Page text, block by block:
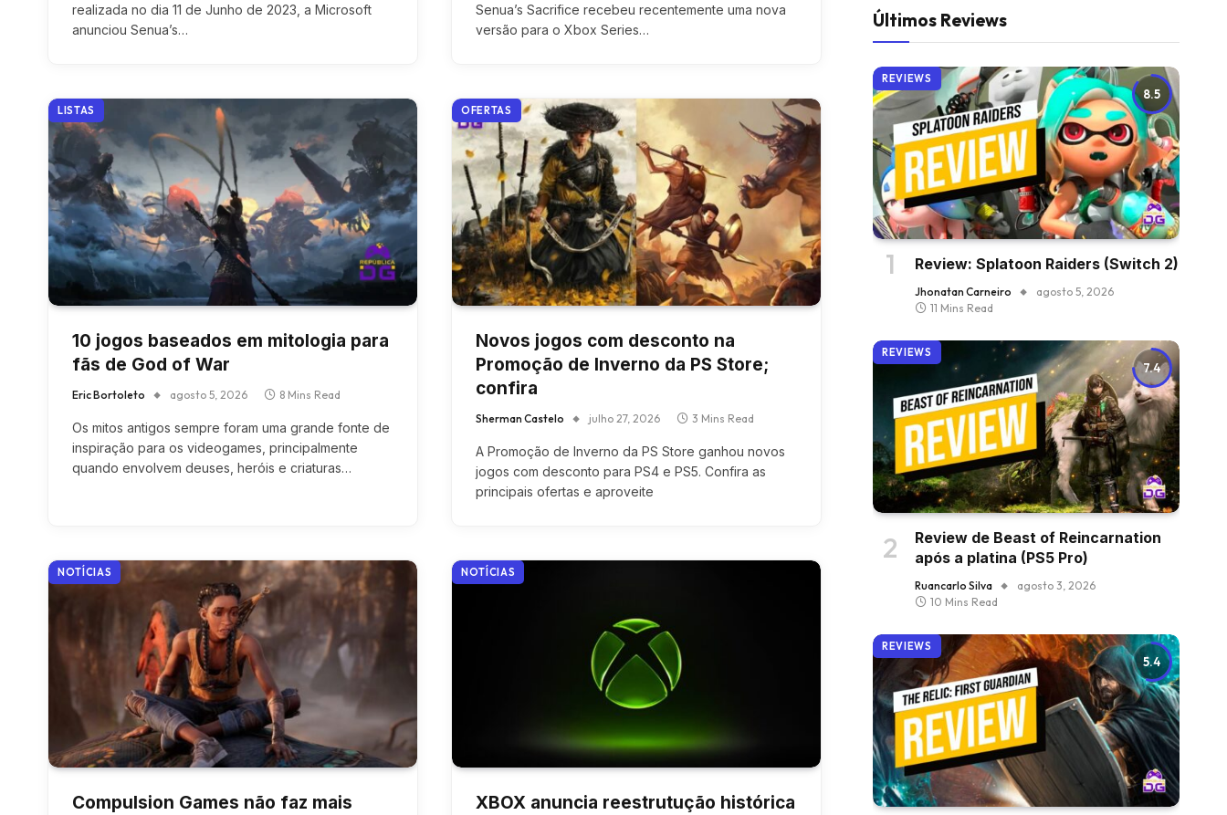
realizada no dia 11 de Junho de 2023, a Microsoft
anunciou Senua’s…
Senua’s Sacrifice recebeu recentemente uma nova
versão para o Xbox Series…
LISTAS
10 jogos baseados em mitologia para
fãs de God of War
Eric Bortoleto agosto 5, 2026 8 Mins Read
Os mitos antigos sempre foram uma grande fonte de
inspiração para os videogames, principalmente
quando envolvem deuses, heróis e criaturas…
OFERTAS
Novos jogos com desconto na
Promoção de Inverno da PS Store;
confira
Sherman Castelo julho 27, 2026 3 Mins Read
A Promoção de Inverno da PS Store ganhou novos
jogos com desconto para PS4 e PS5. Confira as
principais ofertas e aproveite
NOTÍCIAS
Compulsion Games não faz mais
NOTÍCIAS
XBOX anuncia reestrutução histórica
Últimos Reviews
8.5
REVIEWS
Review: Splatoon Raiders (Switch 2)
Jhonatan Carneiro
agosto 5, 2026
11 Mins Read
7.4
REVIEWS
Review de Beast of Reincarnation
após a platina (PS5 Pro)
Ruancarlo Silva
agosto 3, 2026
10 Mins Read
5.4
REVIEWS